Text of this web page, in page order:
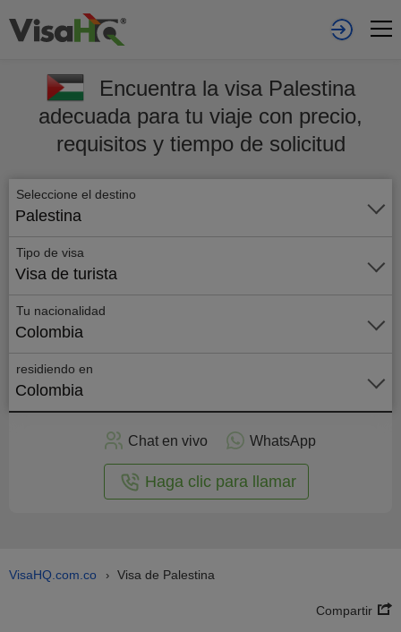
Encuentra la visa Palestina
adecuada para tu viaje con precio,
requisitos y tiempo de solicitud
Seleccione el destino
Palestina
Tipo de visa
Visa de turista
Tu nacionalidad
Colombia
residiendo en
Colombia
Chat en vivo WhatsApp
Haga clic para llamar
VisaHQ.com.co › Visa de Palestina
Compartir